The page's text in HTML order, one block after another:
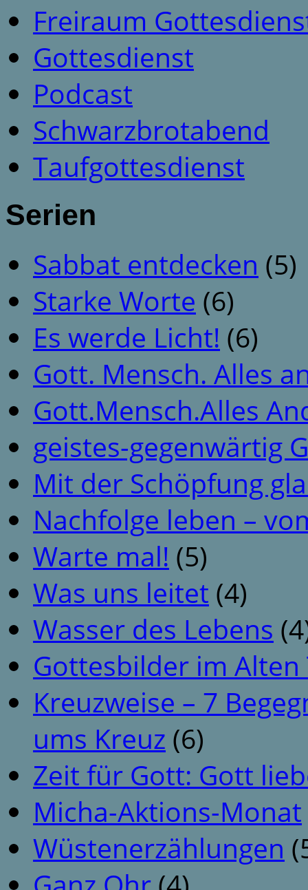
Freiraum
Gottesdienst
Podcast
Schwarzbrotabend
Taufgottesdienst
Serien
Sabbat entdecken (5)
Starke Worte (6)
Es werde Licht! (6)
Gott. Mensch. Alles
Gott.Mensch.Alles
geistes-gegenwärtig
Mit der Schöpfung
Nachfolge leben –
Warte mal! (5)
Was uns leitet (4)
Wasser des Lebens
Gottesbilder im
Kreuzweise – 7
ums Kreuz (6)
Zeit für Gott: Gott
Micha-Aktions-Monat
Wüstenerzählungen